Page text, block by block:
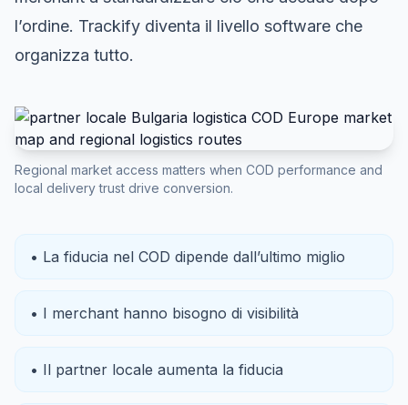
l’ordine. Trackify diventa il livello software che
organizza tutto.
Regional market access matters when COD performance and
local delivery trust drive conversion.
• La fiducia nel COD dipende dall’ultimo miglio
• I merchant hanno bisogno di visibilità
• Il partner locale aumenta la fiducia